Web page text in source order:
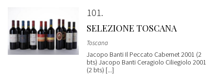
101
SELEZIONE TOSCANA
Toscana
Jacopo Banti Il Peccato Cabernet 2001 (2
bts) Jacopo Banti Ceragiolo Ciliegiolo 2001
(2 bts) [...]